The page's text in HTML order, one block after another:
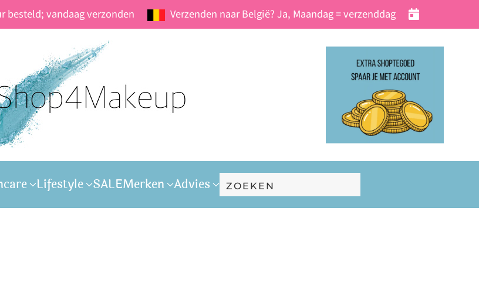
besteld; vandaag verzonden Verzenden naar België? Ja, Maandag = verzenddag
Lifestyle SALEMerken Advies